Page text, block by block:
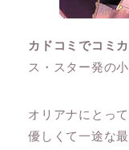
カドコミでコミ
ス・スター発の小
オリアナにとっ
優しくて一途な